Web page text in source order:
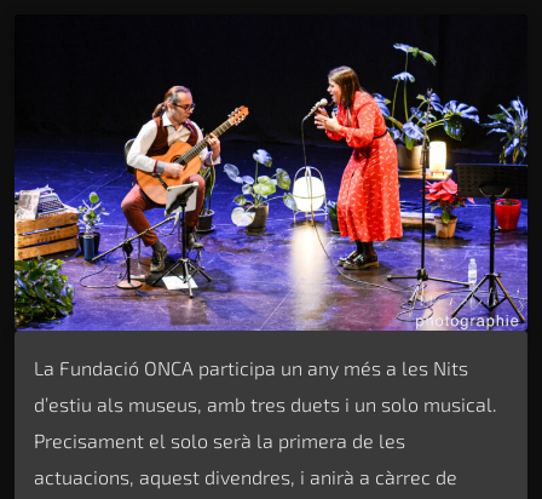
La Fundació ONCA participa un any més a les Nits
d’estiu als museus, amb tres duets i un solo musical.
Precisament el solo serà la primera de les
actuacions, aquest divendres, i anirà a càrrec de